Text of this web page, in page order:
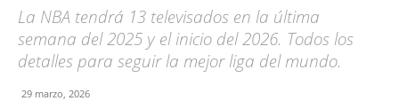
La NBA tendrá 13 televisados en la última
semana del 2025 y el inicio del 2026. Todos los
detalles para seguir la mejor liga del mundo.
29 marzo, 2026